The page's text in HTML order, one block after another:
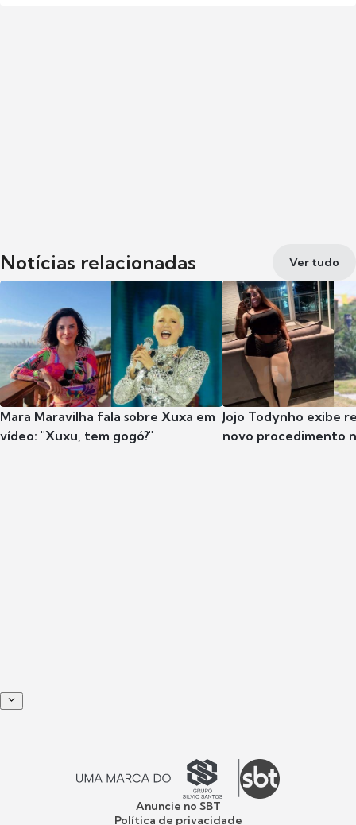
Notícias relacionadas Ver tudo
Mara Maravilha fala sobre Xuxa em
vídeo: "Xuxu, tem gogó?"
Jojo Todynho exibe
novo procedimento
Anuncie no SBT
Política de privacidade